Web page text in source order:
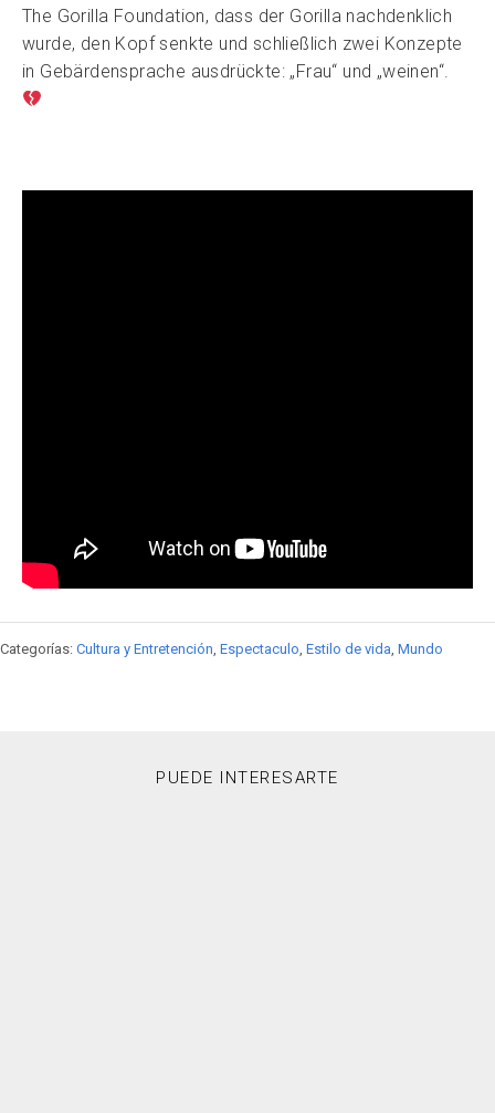
The Gorilla Foundation, dass der Gorilla nachdenklich
wurde, den Kopf senkte und schließlich zwei Konzepte
in Gebärdensprache ausdrückte: „Frau“ und „weinen“.
Categorías: Cultura y Entretención, Espectaculo, Estilo de vida, Mundo
PUEDE INTERESARTE